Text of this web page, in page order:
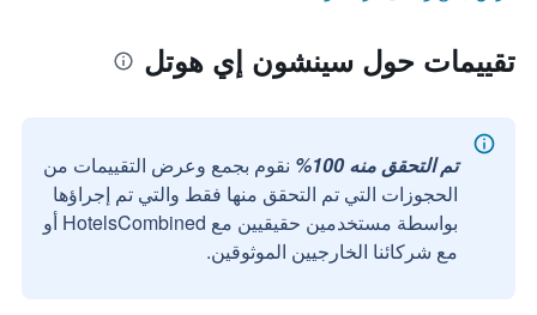
تقييمات حول سينشون إي هوتل
تم التحقق منه 100%
نقوم بجمع وعرض التقييمات من
الحجوزات التي تم التحقق منها فقط والتي تم إجراؤها
بواسطة مستخدمين حقيقيين مع HotelsCombined أو
مع شركائنا الخارجيين الموثوقين.